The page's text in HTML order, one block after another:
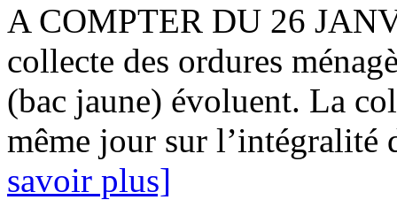
A COMPTER DU 26
collecte des ordures
(bac jaune) évoluent. La
même jour sur l’intégralité
savoir plus]